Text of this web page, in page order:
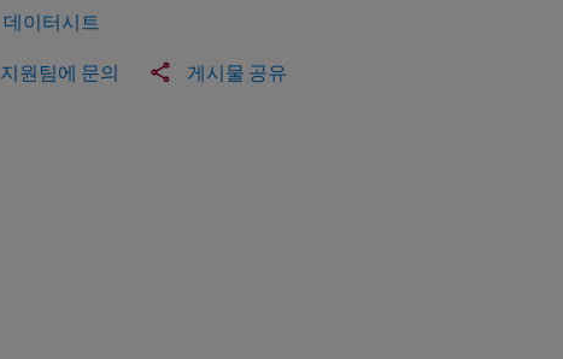
데이터시트
지원팀에 문의 게시물 공유